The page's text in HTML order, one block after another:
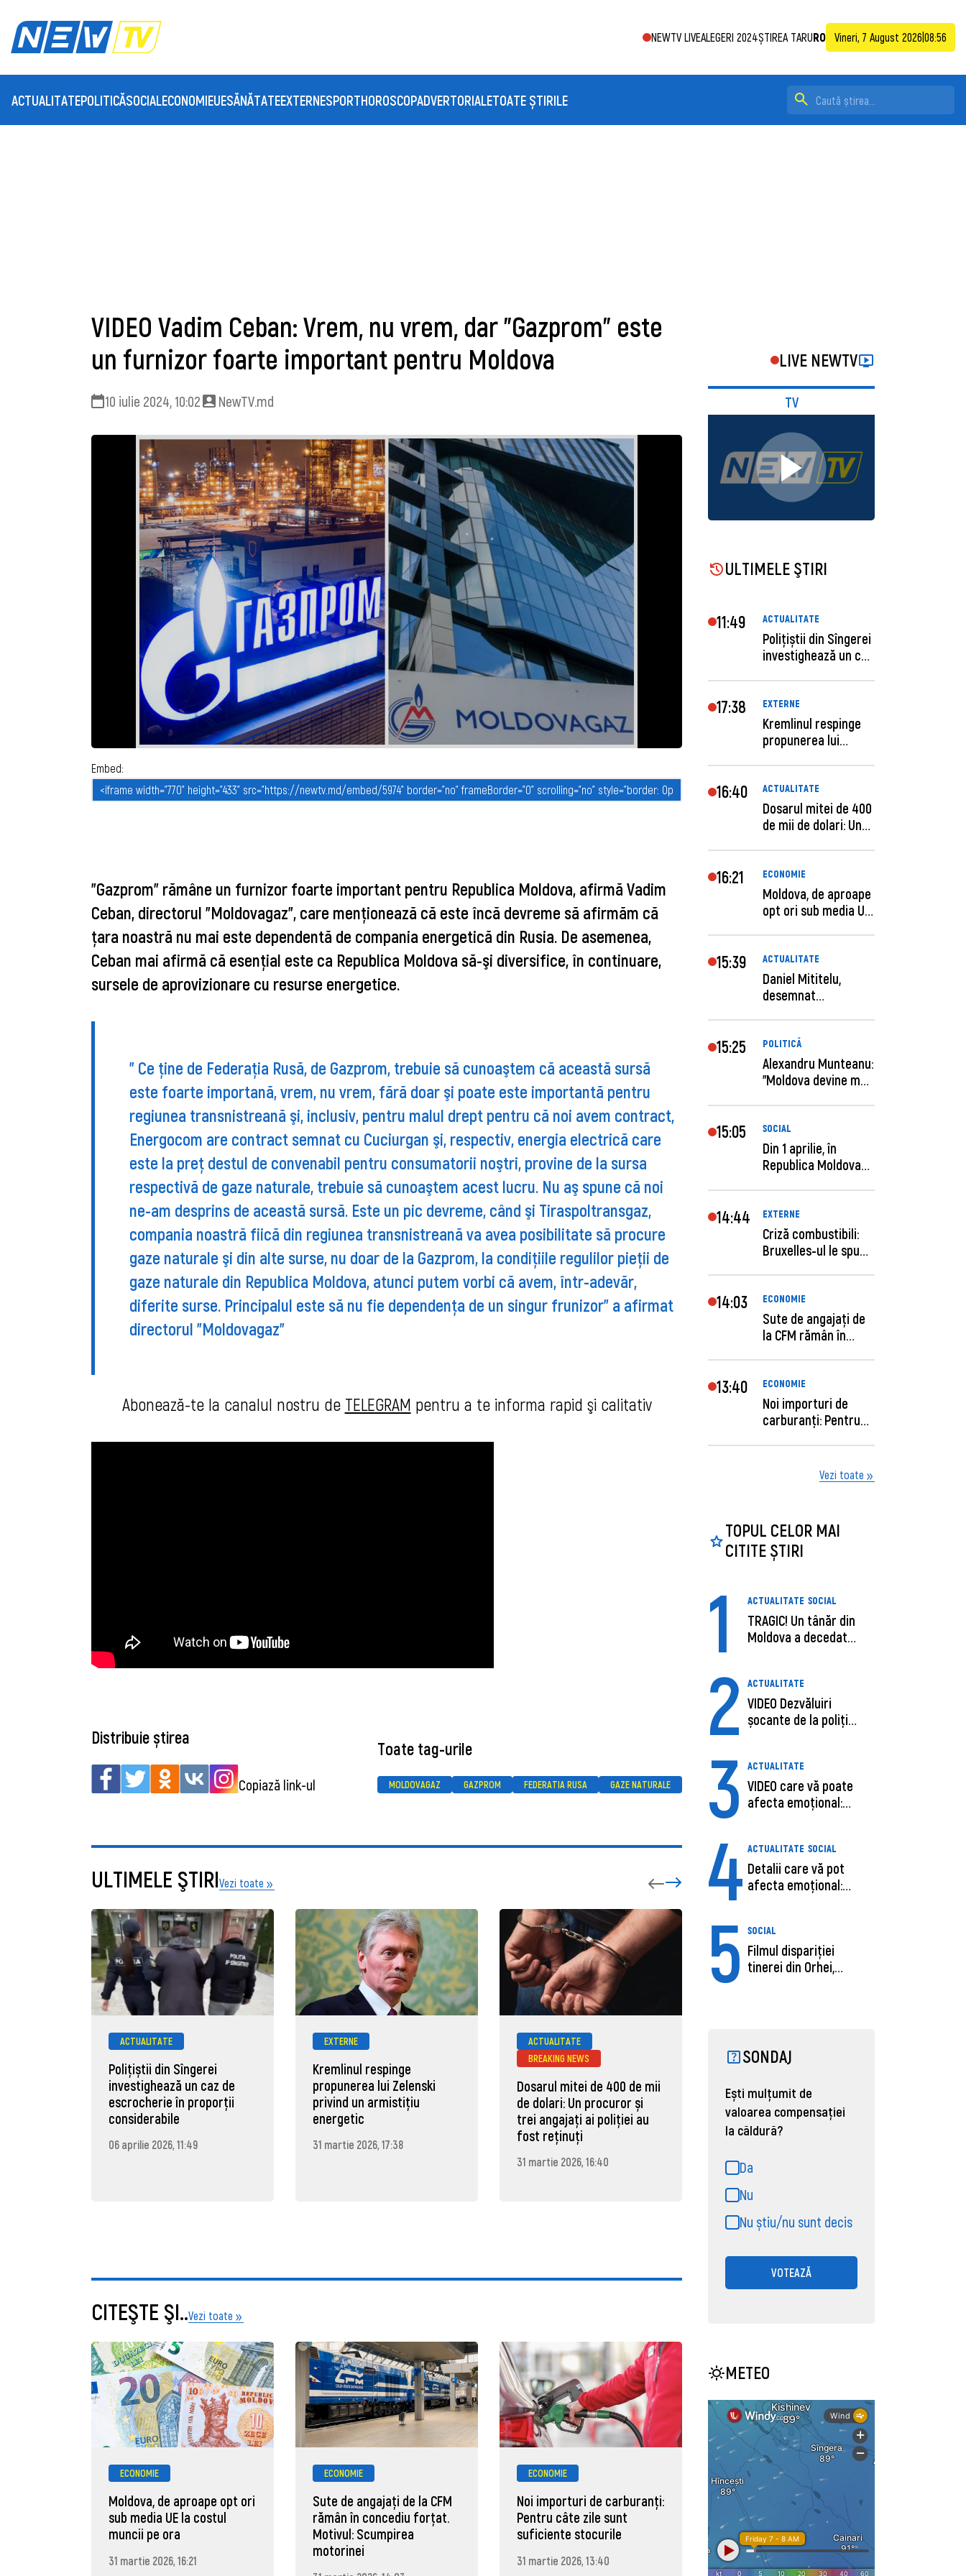
NEWTV LIVEALEGERI 2024ȘTIREA TARURO Vineri, 7 August 2026 08:56
ACTUALITATEPOLITICĂSOCIAL ECONOMIEUESĂNĂTATEEXTERNESPORTHOROSCOPADVERTORIALETOATE ȘTIRILE
VIDEO Vadim Ceban: Vrem, nu vrem, dar "Gazprom" este
un furnizor foarte important pentru Moldova
10 iulie 2024, 10:02 NewTV.md
Embed:
"Gazprom" rămâne un furnizor foarte important pentru Republica Moldova, afirmă Vadim
Ceban, directorul "Moldovagaz", care menţionează că este încă devreme să afirmăm că
ţara noastră nu mai este dependentă de compania energetică din Rusia. De asemenea,
Ceban mai afirmă că esenţial este ca Republica Moldova să-şi diversifice, în continuare,
sursele de aprovizionare cu resurse energetice.
" Ce ţine de Federaţia Rusă, de Gazprom, trebuie să cunoaştem că această sursă
este foarte importană, vrem, nu vrem, fără doar şi poate este importantă pentru
regiunea transnistreană şi, inclusiv, pentru malul drept pentru că noi avem contract,
Energocom are contract semnat cu Cuciurgan şi, respectiv, energia electrică care
este la preţ destul de convenabil pentru consumatorii noştri, provine de la sursa
respectivă de gaze naturale, trebuie să cunoaştem acest lucru. Nu aş spune că noi
ne-am desprins de această sursă. Este un pic devreme, când şi Tiraspoltransgaz,
compania noastră fiică din regiunea transnistreană va avea posibilitate să procure
gaze naturale şi din alte surse, nu doar de la Gazprom, la condiţiile regulilor pieţii de
gaze naturale din Republica Moldova, atunci putem vorbi că avem, într-adevăr,
diferite surse. Principalul este să nu fie dependenţa de un singur frunizor" a afirmat
directorul "Moldovagaz"
Abonează-te la canalul nostru de TELEGRAM pentru a te informa rapid şi calitativ
Distribuie știrea
Copiază link-ul
Toate tag-urile
MOLDOVAGAZ GAZPROM FEDERATIA RUSA GAZE NATURALE
ULTIMELE ŞTIRIVezi toate
ACTUALITATE
Polițiștii din Sîngerei
investighează un caz de
escrocherie în proporții
considerabile
06 aprilie 2026, 11:49
EXTERNE
Kremlinul respinge
propunerea lui Zelenski
privind un armistițiu
energetic
31 martie 2026, 17:38
ACTUALITATE
BREAKING NEWS
Dosarul mitei de 400 de mii
de dolari: Un procuror și
trei angajați ai poliției au
fost reținuți
31 martie 2026, 16:40
Moldova, de aproape opt ori
sub media UE la costul
muncii pe ora
31 martie 2026, 16:21
CITEŞTE ŞI..Vezi toate
ECONOMIE
Moldova, de aproape opt ori
sub media UE la costul
muncii pe ora
31 martie 2026, 16:21
ECONOMIE
Sute de angajaţi de la CFM
rămân în concediu forţat.
Motivul: Scumpirea
motorinei
ECONOMIE
Noi importuri de carburanți:
Pentru câte zile sunt
suficiente stocurile
31 martie 2026, 13:40
LIVE NEWTV
TV
ULTIMELE ŞTIRI
11:49 ACTUALITATE
Polițiștii din Sîngerei
investighează un caz
17:38 EXTERNE
Kremlinul respinge
propunerea lui
16:40 ACTUALITATE
Dosarul mitei de 400
de mii de dolari: Un
16:21 ECONOMIE
Moldova, de aproape
opt ori sub media UE
15:39 ACTUALITATE
Daniel Mititelu,
desemnat
15:25 POLITICĂ
Alexandru Munteanu:
"Moldova devine mai
15:05 SOCIAL
Din 1 aprilie, în
Republica Moldova
14:44 EXTERNE
Criză combustibili:
Bruxelles-ul le spune
14:03 ECONOMIE
Sute de angajaţi de
la CFM rămân în
13:40 ECONOMIE
Noi importuri de
carburanți: Pentru
Vezi toate
TOPUL CELOR MAI
CITITE ȘTIRI
1 ACTUALITATE SOCIAL
TRAGIC! Un tânăr din
Moldova a decedat
2 ACTUALITATE
VIDEO Dezvăluiri
șocante de la poliție,
3 ACTUALITATE
VIDEO care vă poate
afecta emoțional:
4 ACTUALITATE SOCIAL
Detalii care vă pot
afecta emoțional:
5 SOCIAL
Filmul dispariției
tinerei din Orhei,
SONDAJ
Ești mulțumit de
valoarea compensației
la căldură?
Da
Nu
Nu știu/nu sunt decis
VOTEAZĂ
METEO